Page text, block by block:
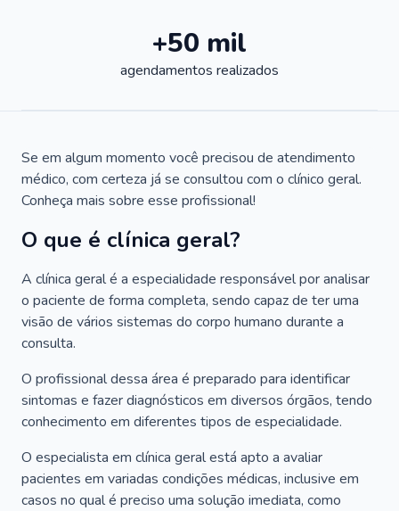
+50 mil
agendamentos realizados
Se em algum momento você precisou de atendimento
médico, com certeza já se consultou com o clínico geral.
Conheça mais sobre esse profissional!
O que é clínica geral?
A clínica geral é a especialidade responsável por analisar
o paciente de forma completa, sendo capaz de ter uma
visão de vários sistemas do corpo humano durante a
consulta.
O profissional dessa área é preparado para identificar
sintomas e fazer diagnósticos em diversos órgãos, tendo
conhecimento em diferentes tipos de especialidade.
O especialista em clínica geral está apto a avaliar
pacientes em variadas condições médicas, inclusive em
casos no qual é preciso uma solução imediata, como